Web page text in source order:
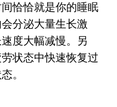
恰恰就是你的睡眠
分泌大量生长激
度大幅减慢。另
状态中快速恢复过
。